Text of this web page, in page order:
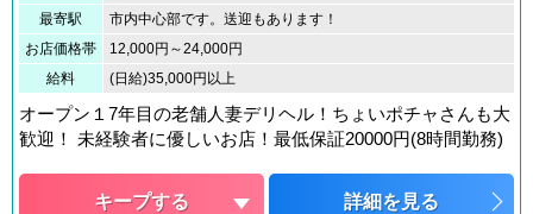
最寄駅
市内中心部です。送迎もあります！
お店価格帯
12,000円～24,000円
給料
(日給)35,000円以上
オープン１7年目の老舗人妻デリヘル！ちょいポチャさんも大
歓迎！ 未経験者に優しいお店！最低保証20000円(8時間勤務)
キープする 詳細を見る